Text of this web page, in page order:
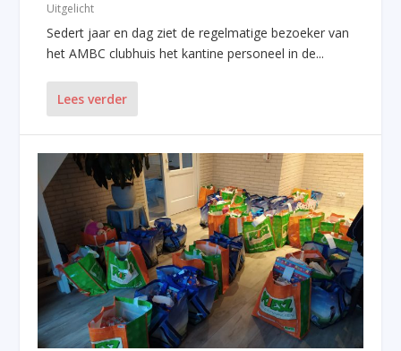
Uitgelicht
Sedert jaar en dag ziet de regelmatige bezoeker van
het AMBC clubhuis het kantine personeel in de...
Lees verder